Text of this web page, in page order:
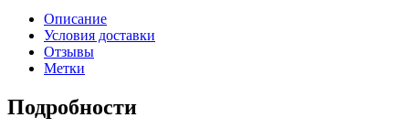
Описание
Условия доставки
Отзывы
Метки
Подробности